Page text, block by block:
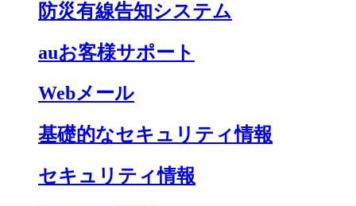
防災有線告知システム
auお客様サポート
Webメール
基礎的なセキュリティ情報
セキュリティ情報